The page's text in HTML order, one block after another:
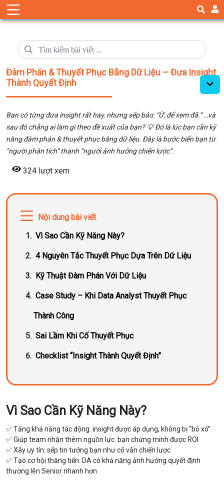
Đàm Phán & Thuyết Phục Bằng Dữ Liệu – Đưa Insight
Thành Quyết Định
Bạn có từng đưa insight rất hay, nhưng sếp bảo: “Ừ, để xem đã.” …và
sau đó chẳng ai làm gì theo đề xuất của bạn? 💡 Đó là lúc bạn cần kỹ
năng đàm phán & thuyết phục bằng dữ liệu. Đây là bước biến bạn từ
“người phân tích” thành “người ảnh hưởng chiến lược”.
324 lượt xem
Nội dung bài viết
Vì Sao Cần Kỹ Năng Này?
4 Nguyên Tắc Thuyết Phục Dựa Trên Dữ Liệu
Kỹ Thuật Đàm Phán Với Dữ Liệu
Case Study – Khi Data Analyst Thuyết Phục
Thành Công
Sai Lầm Khi Cố Thuyết Phục
Checklist “Insight Thành Quyết Định”
Vì Sao Cần Kỹ Năng Này?
✅ Tăng khả năng tác động: insight được áp dụng, không bị “bỏ xó”
✅ Giúp team nhận thêm nguồn lực: bạn chứng minh được ROI
✅ Xây uy tín: sếp tin tưởng bạn như cố vấn chiến lược
✅ Tạo cơ hội thăng tiến: DA có khả năng ảnh hưởng quyết định
thường lên Senior nhanh hơn